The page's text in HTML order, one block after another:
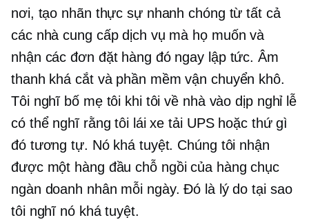
nơi, tạo nhãn thực sự nhanh chóng từ tất cả
các nhà cung cấp dịch vụ mà họ muốn và
nhận các đơn đặt hàng đó ngay lập tức. Âm
thanh khá cắt và phần mềm vận chuyển khô.
Tôi nghĩ bố mẹ tôi khi tôi về nhà vào dịp nghỉ lễ
có thể nghĩ rằng tôi lái xe tải UPS hoặc thứ gì
đó tương tự. Nó khá tuyệt. Chúng tôi nhận
được một hàng đầu chỗ ngồi của hàng chục
ngàn doanh nhân mỗi ngày. Đó là lý do tại sao
tôi nghĩ nó khá tuyệt.